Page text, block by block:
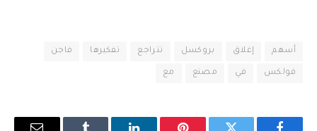
أسهم إغلاق بروكسل تتراجع تفكيرها فاجن
فولكس في مصنع مع